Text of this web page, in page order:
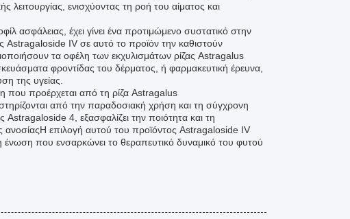
λειτουργίας, ενισχύοντας τη ροή του αίματος και
ασφάλειας, έχει γίνει ένα προτιμώμενο συστατικό στην
Astragaloside IV σε αυτό το προϊόν την καθιστούν
τα οφέλη των εκχυλισμάτων ρίζας Astragalus
φροντίδας του δέρματος, ή φαρμακευτική έρευνα,
της υγείας.
που προέρχεται από τη ρίζα Astragalus
από την παραδοσιακή χρήση και τη σύγχρονη
4, εξασφαλίζει την ποιότητα και τη
ανοσίαςΗ επιλογή αυτού του προϊόντος Astragaloside IV
ένωση που ενσαρκώνει το θεραπευτικό δυναμικό του φυτού